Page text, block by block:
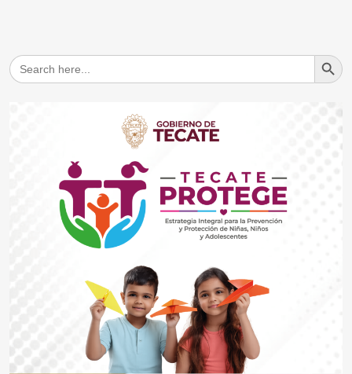
Search
for:
Search